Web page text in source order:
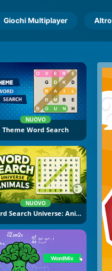
Giochi Multiplayer Altro
NUOVO
Theme Word Search
NUOVO
Word Search Universe: Animals